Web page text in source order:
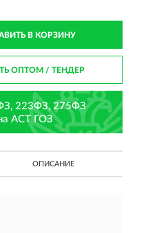
В КОРЗИНУ
ОПТОМ/ ТЕНДЕР
223ФЗ, 275ФЗ
АСТ ГОЗ
ОПИСАНИЕ